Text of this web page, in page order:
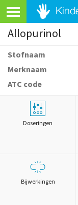
Allopurinol
Stofnaam
Merknaam
ATC code
Doseringen
Bijwerkingen